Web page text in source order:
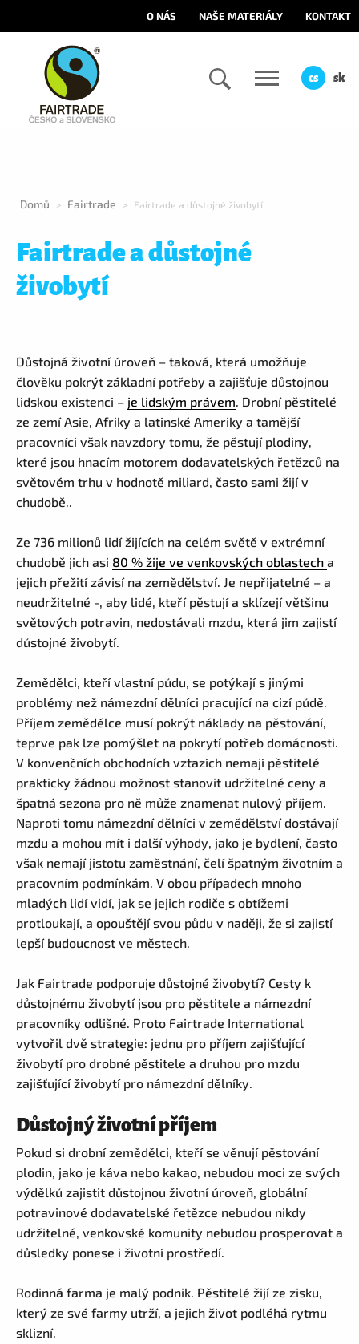
O NÁS NAŠE MATERIÁLY KONTAKT
cs sk
Domů > Fairtrade > Fairtrade a důstojné živobytí
Fairtrade a důstojné
živobytí
Důstojná životní úroveň – taková, která umožňuje
člověku pokrýt základní potřeby a zajišťuje důstojnou
lidskou existenci – je lidským právem. Drobní pěstitelé
ze zemí Asie, Afriky a latinské Ameriky a tamější
pracovníci však navzdory tomu, že pěstují plodiny,
které jsou hnacím motorem dodavatelských řetězců na
světovém trhu v hodnotě miliard, často sami žijí v
chudobě..
Ze 736 milionů lidí žijících na celém světě v extrémní
chudobě jich asi 80 % žije ve venkovských oblastech a
jejich přežití závisí na zemědělství. Je nepřijatelné – a
neudržitelné -, aby lidé, kteří pěstují a sklízejí většinu
světových potravin, nedostávali mzdu, která jim zajistí
důstojné živobytí.
Zemědělci, kteří vlastní půdu, se potýkají s jinými
problémy než námezdní dělníci pracující na cizí půdě.
Příjem zemědělce musí pokrýt náklady na pěstování,
teprve pak lze pomýšlet na pokrytí potřeb domácnosti.
V konvenčních obchodních vztazích nemají pěstitelé
prakticky žádnou možnost stanovit udržitelné ceny a
špatná sezona pro ně může znamenat nulový příjem.
Naproti tomu námezdní dělníci v zemědělství dostávají
mzdu a mohou mít i další výhody, jako je bydlení, často
však nemají jistotu zaměstnání, čelí špatným životním a
pracovním podmínkám. V obou případech mnoho
mladých lidí vidí, jak se jejich rodiče s obtížemi
protloukají, a opouštějí svou půdu v naději, že si zajistí
lepší budoucnost ve městech.
Jak Fairtrade podporuje důstojné živobytí? Cesty k
důstojnému živobytí jsou pro pěstitele a námezdní
pracovníky odlišné. Proto Fairtrade International
vytvořil dvě strategie: jednu pro příjem zajišťující
živobytí pro drobné pěstitele a druhou pro mzdu
zajišťující živobytí pro námezdní dělníky.
Důstojný životní příjem
Pokud si drobní zemědělci, kteří se věnují pěstování
plodin, jako je káva nebo kakao, nebudou moci ze svých
výdělků zajistit důstojnou životní úroveň, globální
potravinové dodavatelské řetězce nebudou nikdy
udržitelné, venkovské komunity nebudou prosperovat a
důsledky ponese i životní prostředí.
Rodinná farma je malý podnik. Pěstitelé žijí ze zisku,
který ze své farmy utrží, a jejich život podléhá rytmu
sklizní.